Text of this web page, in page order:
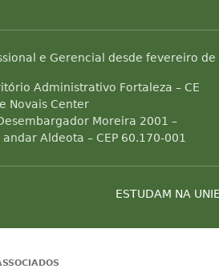
e Gerencial desde fevereiro de
Administrativo Fortaleza – CE
Novais Center
Moreira 2001 –
andar Aldeota – CEP 60.170-001
ESTUDAM NA